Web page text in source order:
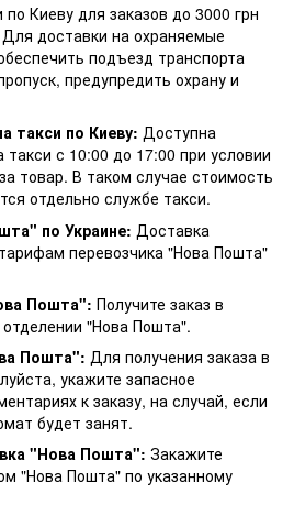
Киеву для заказов до 3000 грн
доставки на охраняемые
подъезд транспорта
предупредить охрану и
такси по Киеву: Доступна
такси с 10:00 до 17:00 при условии
товар. В таком случае стоимость
отдельно службе такси.
по Украине: Доставка
перевозчика "Нова Пошта"
Пошта": Получите заказ в
"Нова Пошта".
Пошта": Для получения заказа в
укажите запасное
к заказу, на случай, если
будет занят.
"Нова Пошта": Закажите
"Нова Пошта" по указанному